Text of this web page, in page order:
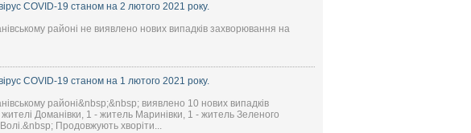
COVID-19 станом на 2 лютого 2021 року.
районі не виявлено нових випадків захворювання на
COVID-19 станом на 1 лютого 2021 року.
районі&nbsp;&nbsp; виявлено 10 нових випадків
Доманівки, 1 - житель Маринівки, 1 - житель Зеленого
Продовжують хворіти...